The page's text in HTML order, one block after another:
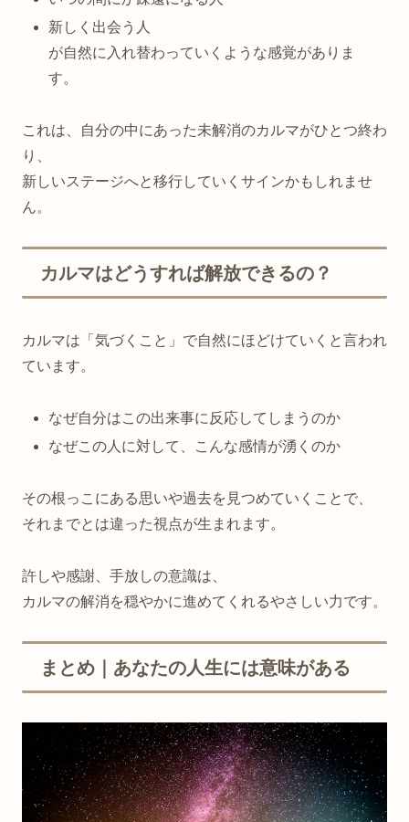
新しく出会う人
が自然に入れ替わっていくような感覚がありま
す。
これは、自分の中にあった未解消のカルマがひとつ終わ
り、
新しいステージへと移行していくサインかもしれませ
ん。
カルマはどうすれば解放できるの？
カルマは「気づくこと」で自然にほどけていくと言われ
ています。
なぜ自分はこの出来事に反応してしまうのか
なぜこの人に対して、こんな感情が湧くのか
その根っこにある思いや過去を見つめていくことで、
それまでとは違った視点が生まれます。
許しや感謝、手放しの意識は、
カルマの解消を穏やかに進めてくれるやさしい力です。
まとめ｜あなたの人生には意味がある